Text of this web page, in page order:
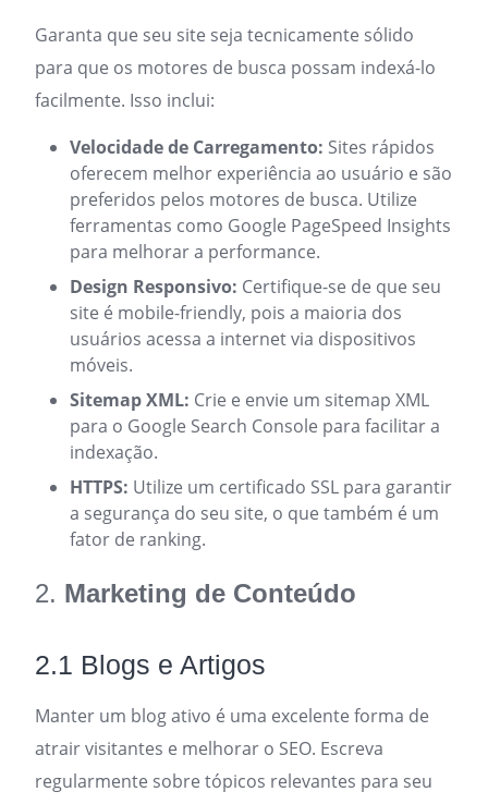
Garanta que seu site seja tecnicamente sólido
para que os motores de busca possam indexá-lo
facilmente. Isso inclui:
Velocidade de Carregamento: Sites rápidos
oferecem melhor experiência ao usuário e são
preferidos pelos motores de busca. Utilize
ferramentas como Google PageSpeed Insights
para melhorar a performance.
Design Responsivo: Certifique-se de que seu
site é mobile-friendly, pois a maioria dos
usuários acessa a internet via dispositivos
móveis.
Sitemap XML: Crie e envie um sitemap XML
para o Google Search Console para facilitar a
indexação.
HTTPS: Utilize um certificado SSL para garantir
a segurança do seu site, o que também é um
fator de ranking.
2. Marketing de Conteúdo
2.1 Blogs e Artigos
Manter um blog ativo é uma excelente forma de
atrair visitantes e melhorar o SEO. Escreva
regularmente sobre tópicos relevantes para seu